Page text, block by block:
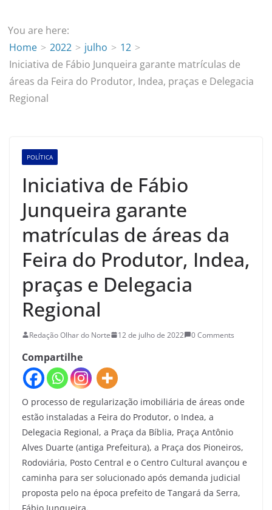
You are here:
Home
2022 julho
12
Iniciativa de Fábio Junqueira garante matrículas de
áreas da Feira do Produtor, Indea, praças e Delegacia
Regional
POLÍTICA
Iniciativa de Fábio
Junqueira garante
matrículas de áreas da
Feira do Produtor, Indea,
praças e Delegacia
Regional
Redação Olhar do Norte 12 de julho de 2022 0 Comments
Compartilhe
O processo de regularização imobiliária de áreas onde
estão instaladas a Feira do Produtor, o Indea, a
Delegacia Regional, a Praça da Bíblia, Praça Antônio
Alves Duarte (antiga Prefeitura), a Praça dos Pioneiros,
Rodoviária, Posto Central e o Centro Cultural avançou e
caminha para ser solucionado após demanda judicial
proposta pelo na época prefeito de Tangará da Serra,